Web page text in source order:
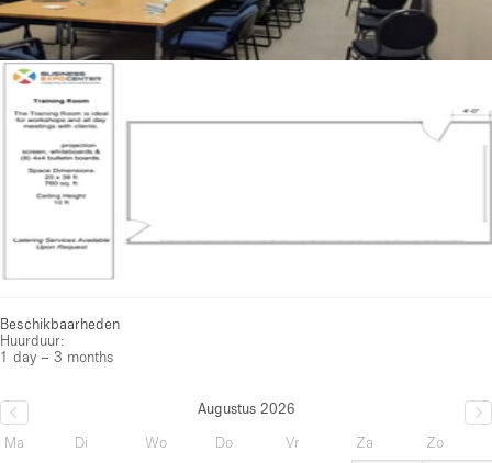
Beschikbaarheden
Huurduur:
1 day – 3 months
Augustus 2026
Ma
Di Wo Do Vr Za
Zo